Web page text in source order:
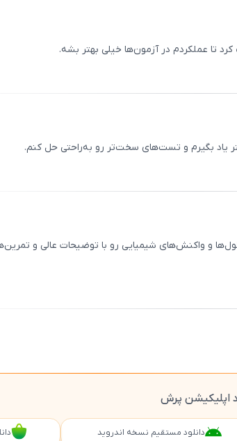
تا عملکردم در آزمون‌ها خیلی بهتر بشه.
یاد بگیرم و تست‌های سخت‌تر رو به‌راحتی حل کنم.
و واکنش‌های شیمیایی رو با توضیحات عالی و
اپلیکیشن پرش
دانلود مستقیم نسخه اندروید